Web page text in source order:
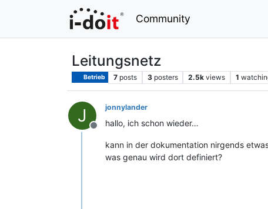
Community
Leitungsnetz
Betrieb 7 posts 3 posters 2.5k views 1
J
Offline
jonnylander
hallo, ich schon wieder…
kann in der dokumentation nirgends
was genau wird dort definiert?